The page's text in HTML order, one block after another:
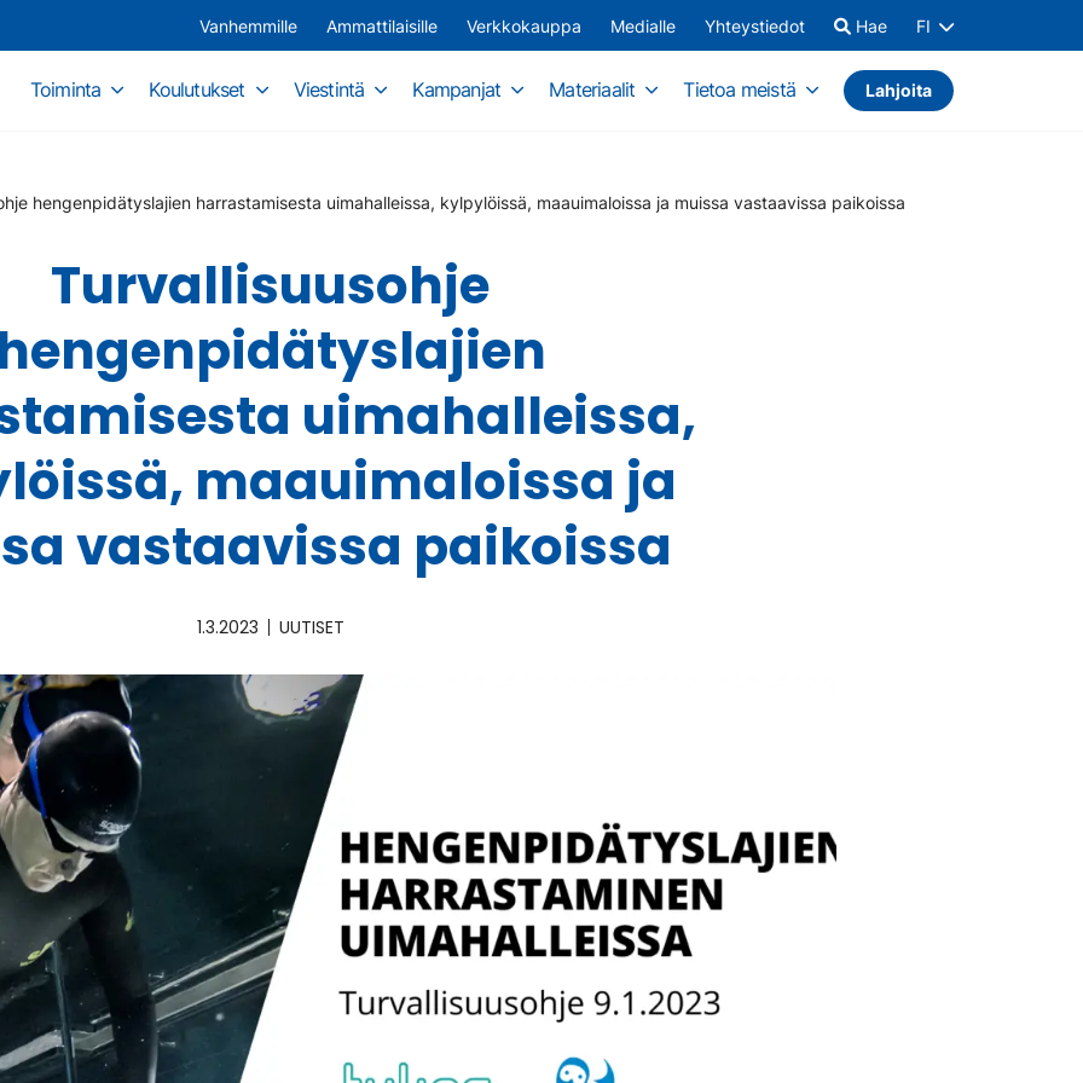
Vanhemmille Ammattilaisille Verkkokauppa Medialle Yhteystiedot Hae FI
Toiminta Koulutukset Viestintä Kampanjat Materiaalit Tietoa meistä Lahjoita
hengenpidätyslajien harrastamisesta uimahalleissa, kylpylöissä, maauimaloissa ja muissa vastaavissa paikoissa
Turvallisuusohje
uimahalleissa,
maauimaloissa ja
vastaavissa paikoissa
1.3.2023 UUTISET